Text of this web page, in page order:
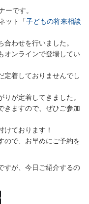
ーです。
ット「子どもの将来相談
わせを行いました。
オンラインで登場してい
定着しておりませんでし
が定着してきました。
きますので、ぜひご参加
けております！
ので、お早めにご予約を
すが、今日ご紹介するの